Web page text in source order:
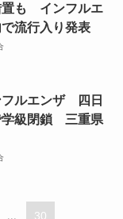
置も インフルエ
流行入り発表
フルエンザ 四日
学級閉鎖 三重県
30